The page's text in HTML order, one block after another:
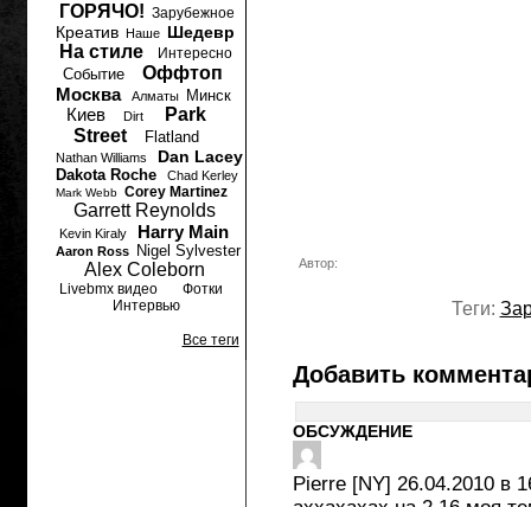
Автор:
Теги:
Добавить
ОБСУЖДЕНИЕ
Pierre [NY] 26.04.2010 в
ГОРЯЧО! Зарубежное
Креатив Наше Шедевр
На стиле Интересно
Событие
Оффтоп
Москва
Алматы Минск
Киев Dirt
Park
Street
Flatland
Nathan Williams Dan Lacey
Dakota Roche Chad Kerley
Mark Webb Corey Martinez
Garrett Reynolds
Kevin Kiraly Harry Main
Aaron Ross Nigel Sylvester
Alex Coleborn
Livebmx видео
Фотки
Интервью
Все теги